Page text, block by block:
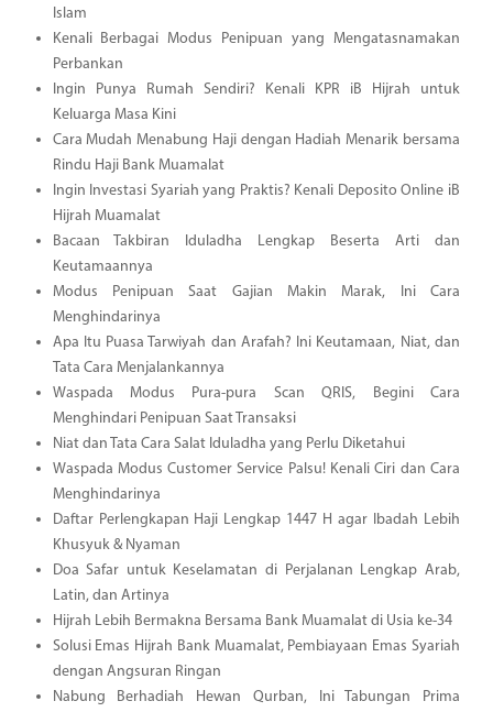
Islam
Kenali Berbagai Modus Penipuan yang Mengatasnamakan
Perbankan
Ingin Punya Rumah Sendiri? Kenali KPR iB Hijrah untuk
Keluarga Masa Kini
Cara Mudah Menabung Haji dengan Hadiah Menarik bersama
Rindu Haji Bank Muamalat
Ingin Investasi Syariah yang Praktis? Kenali Deposito Online iB
Hijrah Muamalat
Bacaan Takbiran Iduladha Lengkap Beserta Arti dan
Keutamaannya
Modus Penipuan Saat Gajian Makin Marak, Ini Cara
Menghindarinya
Apa Itu Puasa Tarwiyah dan Arafah? Ini Keutamaan, Niat, dan
Tata Cara Menjalankannya
Waspada Modus Pura-pura Scan QRIS, Begini Cara
Menghindari Penipuan Saat Transaksi
Niat dan Tata Cara Salat Iduladha yang Perlu Diketahui
Waspada Modus Customer Service Palsu! Kenali Ciri dan Cara
Menghindarinya
Daftar Perlengkapan Haji Lengkap 1447 H agar Ibadah Lebih
Khusyuk & Nyaman
Doa Safar untuk Keselamatan di Perjalanan Lengkap Arab,
Latin, dan Artinya
Hijrah Lebih Bermakna Bersama Bank Muamalat di Usia ke-34
Solusi Emas Hijrah Bank Muamalat, Pembiayaan Emas Syariah
dengan Angsuran Ringan
Nabung Berhadiah Hewan Qurban, Ini Tabungan Prima